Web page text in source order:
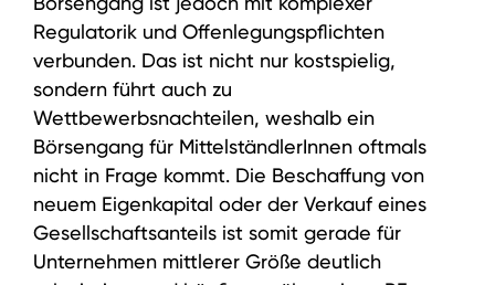
Regulatorik und Offenlegungspflichten
verbunden. Das ist nicht nur kostspielig,
sondern führt auch zu
Wettbewerbsnachteilen, weshalb ein
Börsengang für MittelständlerInnen oftmals
nicht in Frage kommt. Die Beschaffung von
neuem Eigenkapital oder der Verkauf eines
Gesellschaftsanteils ist somit gerade für
Unternehmen mittlerer Größe deutlich